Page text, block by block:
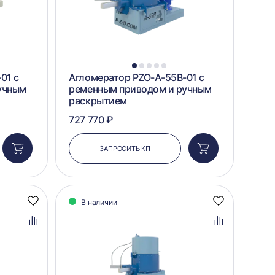
с
Добавить
в
корзину
1 2 3 4 5
Агломератор PZO-A-55B-01 с
ременным приводом и ручным
раскрытием
727 770 ₽
ЗАПРОСИТЬ КП
Добавить
в
корзину
Добавить
Добавить
В наличии
Добавить
Добавить